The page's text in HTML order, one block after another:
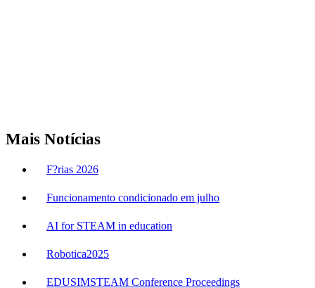
Mais Notícias
F?rias 2026
Funcionamento condicionado em julho
AI for STEAM in education
Robotica2025
EDUSIMSTEAM Conference Proceedings